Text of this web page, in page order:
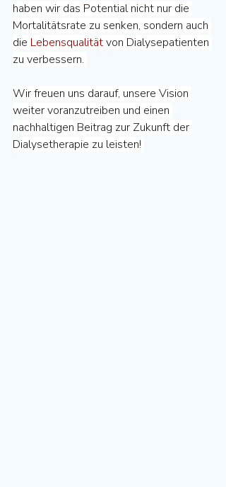
haben wir das Potential nicht nur die
Mortalitätsrate zu senken, sondern auch
die Lebensqualität von Dialysepatienten
zu verbessern.
Wir freuen uns darauf, unsere Vision
weiter voranzutreiben und einen
nachhaltigen Beitrag zur Zukunft der
Dialysetherapie zu leisten!